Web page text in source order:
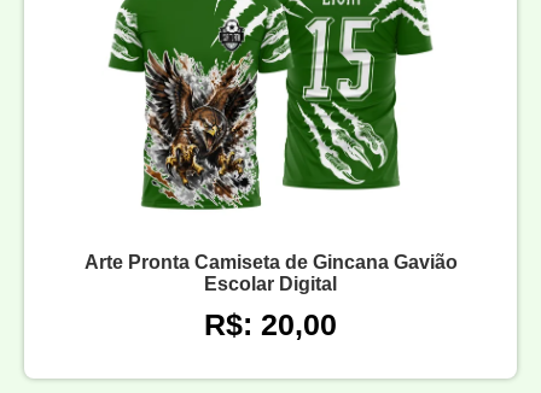
Arte Pronta Camiseta de Gincana Gavião
Escolar Digital
R$: 20,00